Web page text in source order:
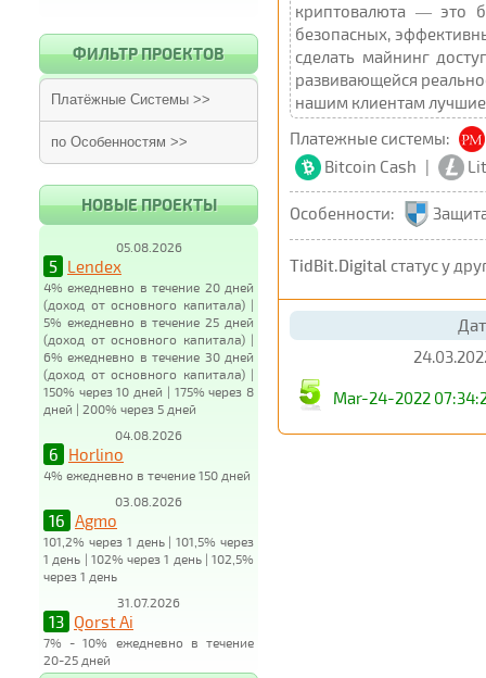
ФИЛЬТР ПРОЕКТОВ
Платёжные Системы >>
по Особенностям >>
НОВЫЕ ПРОЕКТЫ
05.08.2026
5 Lendex
4% ежедневно в течение 20 дней
(доход от основного капитала) |
5% ежедневно в течение 25 дней
(доход от основного капитала) |
6% ежедневно в течение 30 дней
(доход от основного капитала) |
150% через 10 дней | 175% через 8
дней | 200% через 5 дней
04.08.2026
6 Horlino
4% ежедневно в течение 150 дней
03.08.2026
16 Agmo
101,2% через 1 день | 101,5% через
1 день | 102% через 1 день | 102,5%
через 1 день
31.07.2026
13 Qorst Ai
7% - 10% ежедневно в течение
20-25 дней
криптовалюта — это
безопасных,
сделать майнинг
развивающейся
нашим клиентам
Платежные системы:
Bitcoin Cash |
Особенности:
TidBit.Digital статус у
Mar-24-2022